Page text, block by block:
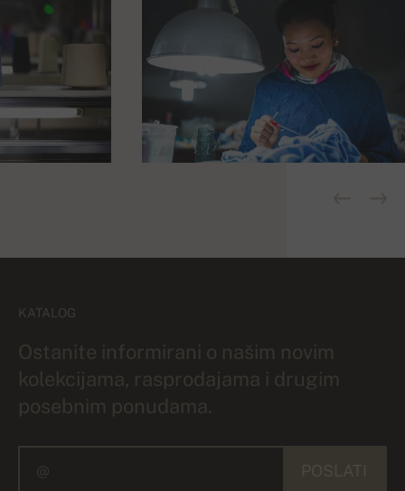
KATALOG
Ostanite informirani o našim novim
kolekcijama, rasprodajama i drugim
posebnim ponudama.